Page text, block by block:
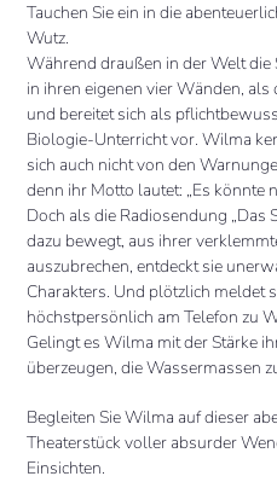
Tauchen Sie ein in die
Wutz.
Während draußen in der Welt
in ihren eigenen vier Wänden,
und bereitet sich als
Biologie-Unterricht vor. Wilma
sich auch nicht von den
denn ihr Motto lautet: „Es könnte
Doch als die Radiosendung
dazu bewegt, aus ihrer
auszubrechen, entdeckt sie
Charakters. Und plötzlich meldet
höchstpersönlich am Telefon zu
Gelingt es Wilma mit der Stärke
überzeugen, die Wassermassen
Begleiten Sie Wilma auf dieser
Theaterstück voller absurder
Einsichten.